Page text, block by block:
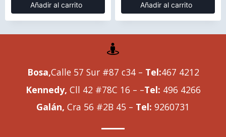
Añadir al carrito Añadir al carrito
Bosa,Calle 57 Sur #87 c34 – Tel:467 4212
Kennedy, Cll 42 #78C 16 – –Tel: 496 4266
Galán, Cra 56 #2B 45 – Tel: 9260731